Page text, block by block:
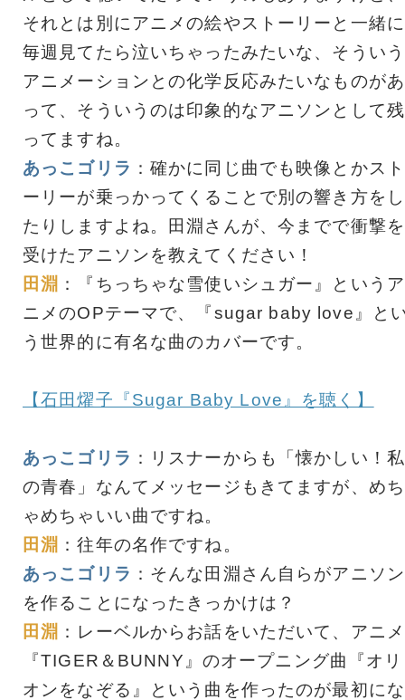
それとは別にアニメの絵やストーリーと一緒に
毎週見てたら泣いちゃったみたいな、そういう
アニメーションとの化学反応みたいなものがあ
って、そういうのは印象的なアニソンとして残
ってますね。
あっこゴリラ ：確かに同じ曲でも映像とかスト
ーリーが乗っかってくることで別の響き方をし
たりしますよね。田淵さんが、今までで衝撃を
受けたアニソンを教えてください！
田淵 ：『ちっちゃな雪使いシュガー』というア
ニメのOPテーマで、『sugar baby love』と
う世界的に有名な曲のカバーです。
【石田燿子『Sugar Baby Love』を聴く】
あっこゴリラ ：リスナーからも「懐かしい！私
の青春」なんてメッセージもきてますが、めち
ゃめちゃいい曲ですね。
田淵 ：往年の名作ですね。
あっこゴリラ ：そんな田淵さん自らがアニソン
を作ることになったきっかけは？
田淵 ：レーベルからお話をいただいて、アニメ
『TIGER＆BUNNY』のオープニング曲『オリ
オンをなぞる』という曲を作ったのが最初にな